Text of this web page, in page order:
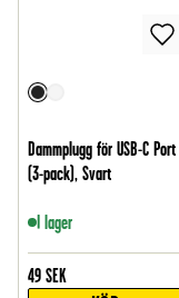
Dammplugg för USB-C Port
(3-pack), Svart
I lager
49 SEK